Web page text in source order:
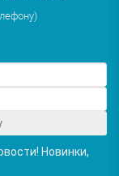
Новинки,